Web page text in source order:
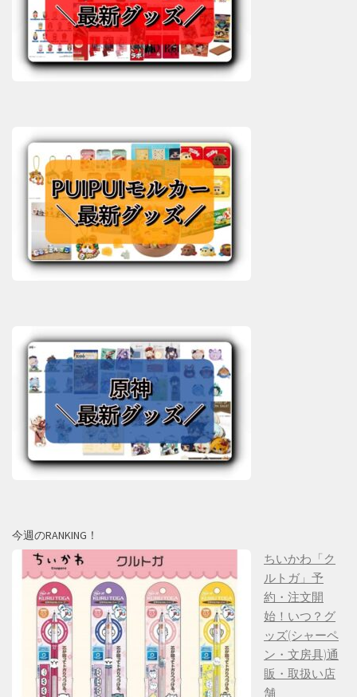
今週のRANKING！
ちいかわ「ク
ルトガ」予
約・注文開
始！いつ？グ
ッズ(シャーペ
ン・文房具)通
販・取扱い店
舗